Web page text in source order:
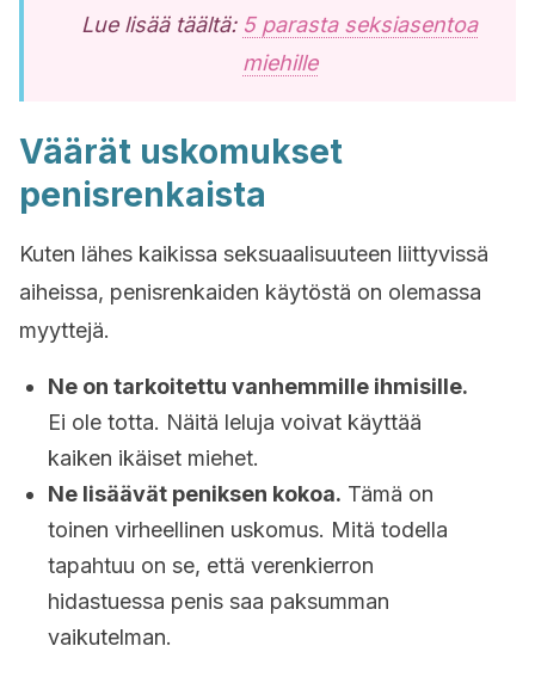
Lue lisää täältä: 5 parasta seksiasentoa
miehille
Väärät uskomukset
penisrenkaista
Kuten lähes kaikissa seksuaalisuuteen liittyvissä
aiheissa, penisrenkaiden käytöstä on olemassa
myyttejä.
Ne on tarkoitettu vanhemmille ihmisille.
Ei ole totta. Näitä leluja voivat käyttää
kaiken ikäiset miehet.
Ne lisäävät peniksen kokoa. Tämä on
toinen virheellinen uskomus. Mitä todella
tapahtuu on se, että verenkierron
hidastuessa penis saa paksumman
vaikutelman.